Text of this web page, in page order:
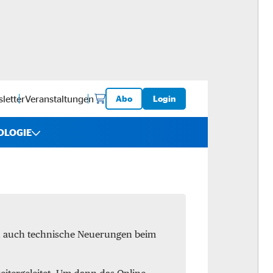
Veranstaltungen Abo Login
technische Neuerungen beim